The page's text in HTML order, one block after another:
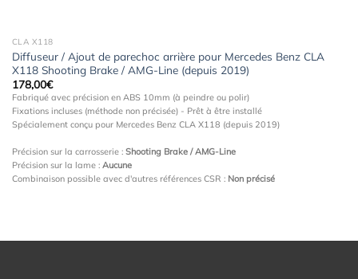
CLA X118
Diffuseur / Ajout de parechoc arrière pour Mercedes Benz CLA
X118 Shooting Brake / AMG-Line (depuis 2019)
178,00€
Fabriqué avec précision en ABS 10mm (à peindre ou polir)
Fixations incluses (méthode non précisée) - Prêt à être installé
Spécialement conçu pour Mercedes Benz CLA X118 (depuis 2019)
Précision sur la carrosserie : Shooting Brake / AMG-Line
Précision sur la lame : Aucune
Combinaison possible avec d'autres références CSR : Non précisé